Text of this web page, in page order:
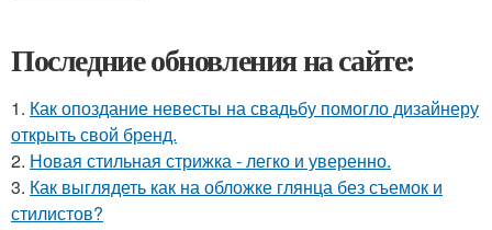
Последние обновления на сайте:
1. Как опоздание невесты на свадьбу помогло дизайнеру
открыть свой бренд.
2. Новая стильная стрижка - легко и уверенно.
3. Как выглядеть как на обложке глянца без съемок и
стилистов?